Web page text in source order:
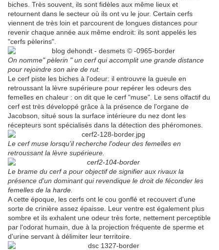
biches. Très souvent, ils sont fidèles aux même lieux et
retournent dans le secteur où ils ont vu le jour. Certain cerfs
viennent de très loin et parcourent de longues distances pour
revenir chaque année aux même endroit: ils sont appelés les
"cerfs pèlerins".
On nomme" pèlerin " un cerf qui accomplit une grande distance
pour rejoindre son aire de rut.
Le cerf piste les biches à l'odeur: il entrouvre la gueule en
retroussant la lèvre supérieure pour repérer les odeurs des
femelles en chaleur : on dit que le cerf "muse". Le sens olfactif du
cerf est très développé grâce à la présence de l'organe de
Jacobson, situé sous la surface intérieure du nez dont les
récepteurs sont spécialisés dans la détection des phéromones.
Le cerf muse lorsqu'il recherche l'odeur des femelles en
retroussant la lèvre supérieure.
Le brame du cerf a pour objectif de signifier aux rivaux la
présence d'un dominant qui revendique le droit de féconder les
femelles de la harde.
A cette époque, les cerfs ont le cou gonflé et recouvert d'une
sorte de crinière assez épaisse. Leur ventre est également plus
sombre et ils exhalent une odeur très forte, nettement perceptible
par l'odorat humain, due à la projection fréquente de sperme et
d'urine servant à délimiter leur territoire.